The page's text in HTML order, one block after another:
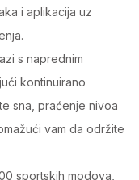
i aplikacija uz
s naprednim
kontinuirano
sna, praćenje nivoa
vam da održite
sportskih modova,